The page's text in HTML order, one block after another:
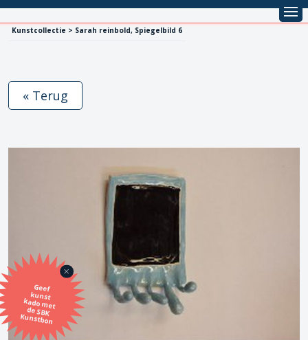
Kunstcollectie > Sarah reinbold, Spiegelbild 6
Geef
kunst
kado met
de SBK
Kunstbon
« Terug